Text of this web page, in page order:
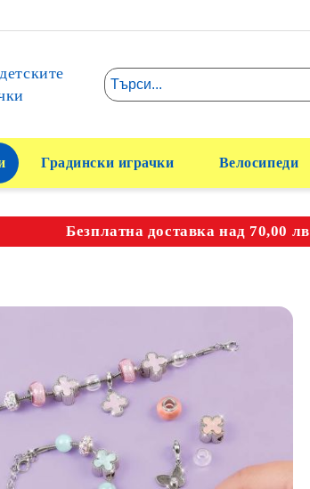
Градински играчки Велосипеди
Безплатна доставка над 70,00 лв